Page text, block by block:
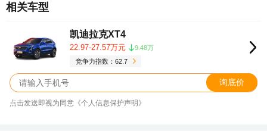
相关车型
凯迪拉克XT4
22.97-27.57万元
9.48万
竞争力指数：62.7
询底价
点击发送即视为同意《个人信息保护声明》